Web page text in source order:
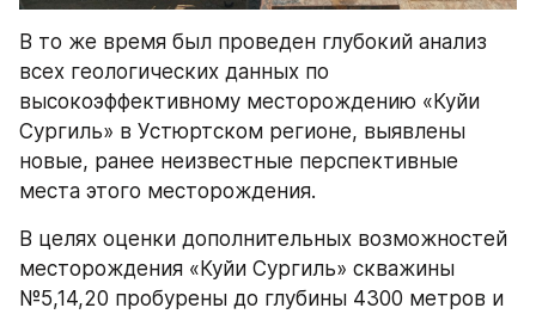
В то же время был проведен глубокий анализ
всех геологических данных по
высокоэффективному месторождению «Куйи
Сургиль» в Устюртском регионе, выявлены
новые, ранее неизвестные перспективные
места этого месторождения.
В целях оценки дополнительных возможностей
месторождения «Куйи Сургиль» скважины
№5,14,20 пробурены до глубины 4300 метров и